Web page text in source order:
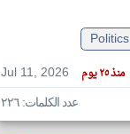
Politics
Jul 11, 2026
منذ ٢٥ يوم
عدد الكلمات: ٢٢٦